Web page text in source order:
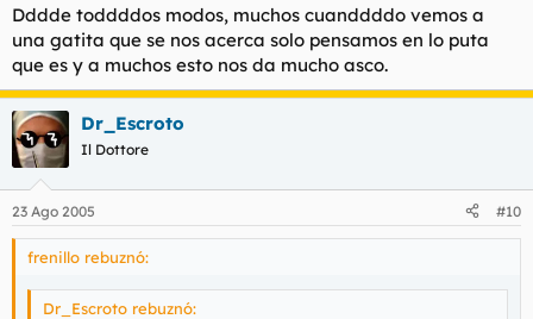
Dddde toddddos modos, muchos cuanddddo vemos a
una gatita que se nos acerca solo pensamos en lo puta
que es y a muchos esto nos da mucho asco.
Dr_Escroto
Il Dottore
23 Ago 2005 #10
frenillo rebuznó:
Dr_Escroto rebuznó: